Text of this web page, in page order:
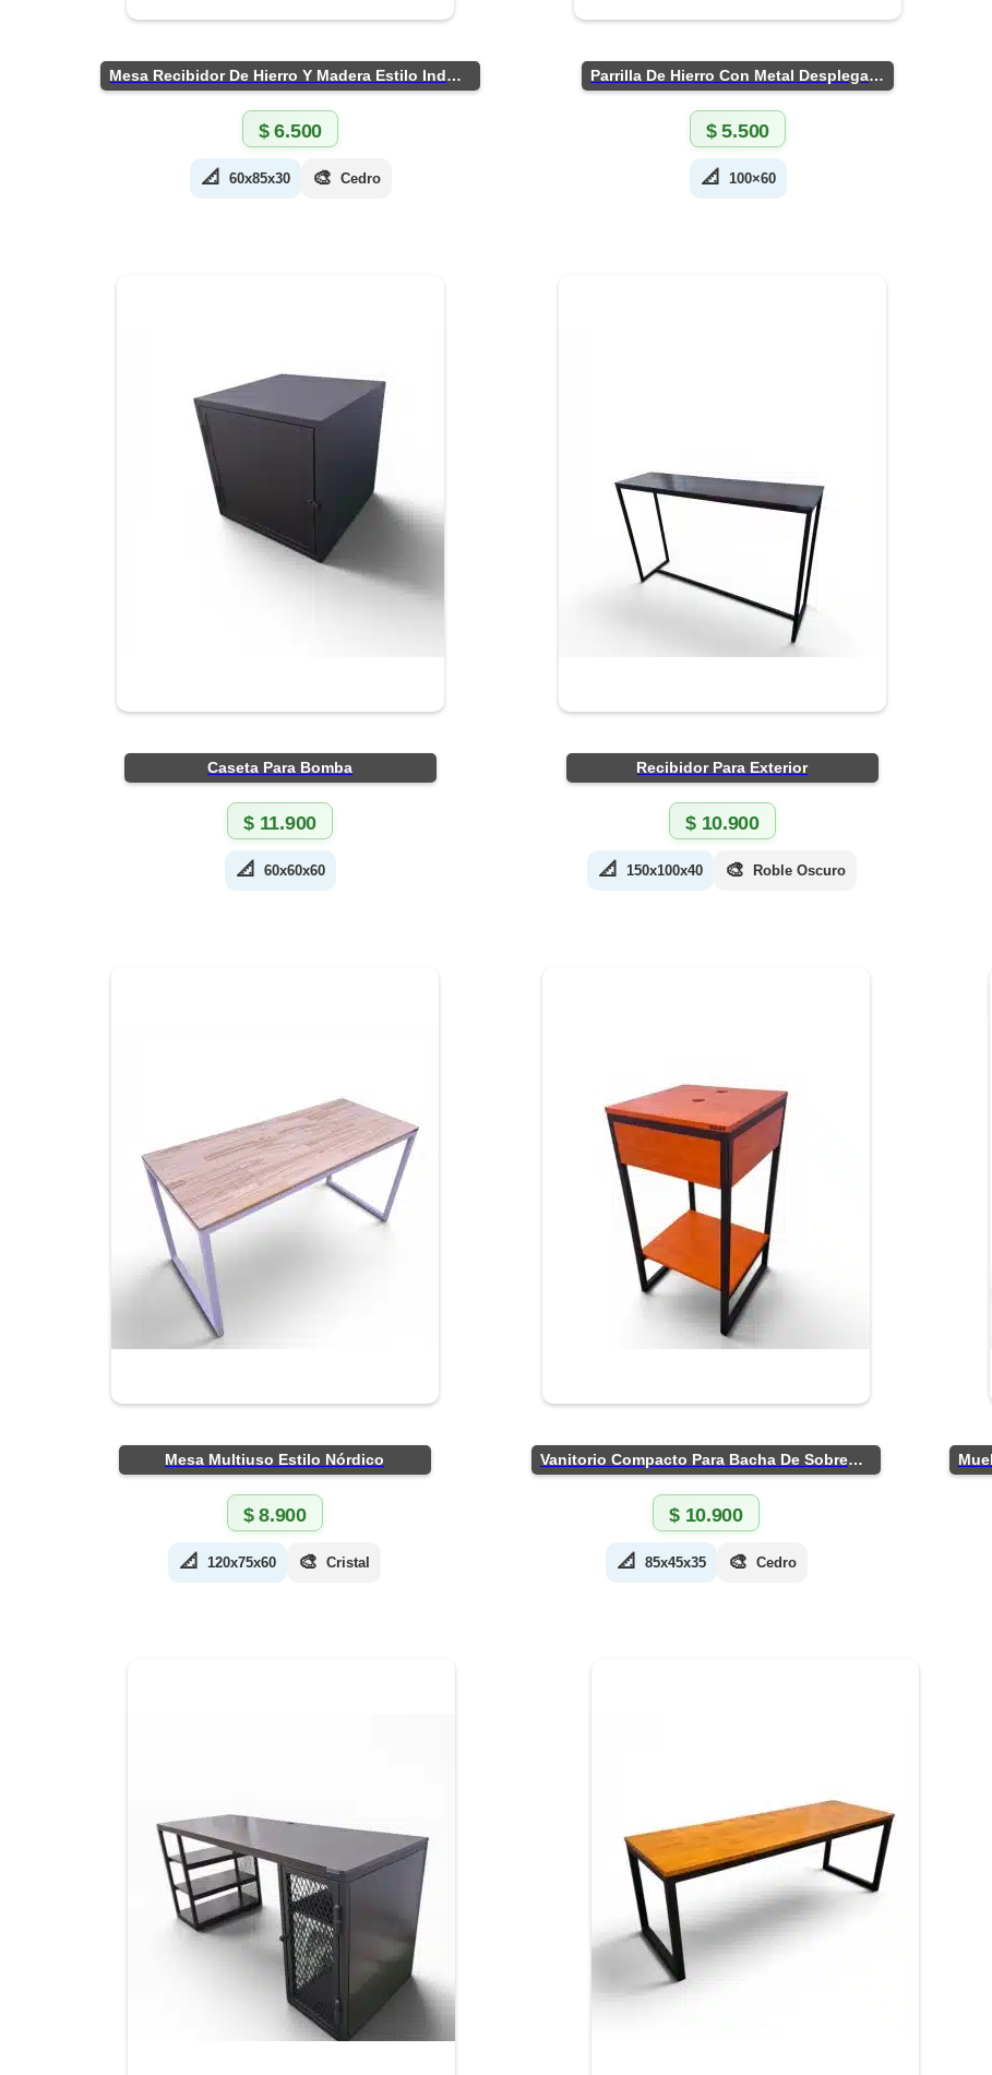
Mesa Recibidor De Hierro Y Madera Estilo Industrial
$6.500
📐 60x85x30 🎨 Cedro
Parrilla De Hierro Con Metal Desplegado
$5.500
📐 100×60
Caseta Para Bomba
$ 11.900
📐 60x60x60
Recibidor Para Exterior
$10.900
📐 150x100x40 🎨 Roble Oscuro
Mesa Multiuso Estilo Nórdico
$8.900
📐 120x75x60 🎨 Cristal
Vanitorio Compacto Para Bacha De Sobreponer
$10.900
📐 85x45x35 🎨 Cedro